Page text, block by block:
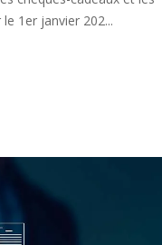
1er janvier 202...